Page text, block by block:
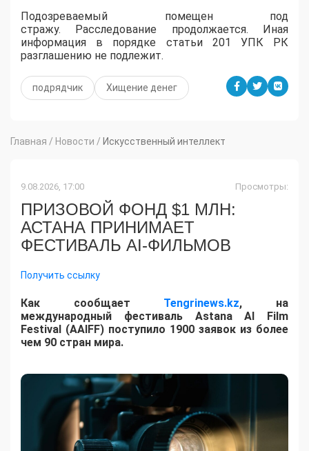
Подозреваемый помещен под
стражу. Расследование продолжается. Иная
информация в порядке статьи 201 УПК РК
разглашению не подлежит.
подрядчик Хищение денег
Главная / Новости / Искусственный интеллект
9.08.2026, 17:00 Просмотры:
ПРИЗОВОЙ ФОНД $1 МЛН:
АСТАНА ПРИНИМАЕТ
ФЕСТИВАЛЬ AI-ФИЛЬМОВ
Получить ссылку
Как сообщает Tengrinews.kz, на
международный фестиваль Astana AI Film
Festival (AAIFF) поступило 1900 заявок из более
чем 90 стран мира.